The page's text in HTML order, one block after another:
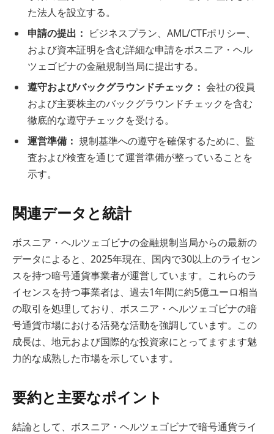
た法人を設立する。
申請の提出： ビジネスプラン、AML/CTFポリシー、
および資本証明を含む詳細な申請をボスニア・ヘル
ツェゴビナの金融規制当局に提出する。
遵守およびバックグラウンドチェック： 会社の役員
および主要株主のバックグラウンドチェックを含む
徹底的な遵守チェックを受ける。
運営準備： 規制基準への遵守を確保するために、監
査および検査を通じて運営準備が整っていることを
示す。
関連データと統計
ボスニア・ヘルツェゴビナの金融規制当局からの最新の
データによると、2025年現在、国内で30以上のライセン
スを持つ暗号通貨事業者が運営しています。これらのラ
イセンスを持つ事業者は、過去1年間に約5億ユーロ相当
の取引を処理しており、ボスニア・ヘルツェゴビナの暗
号通貨市場における活発な活動を強調しています。この
成長は、地元および国際的な投資家にとってますます魅
力的な成熟した市場を示しています。
要約と主要なポイント
結論として、ボスニア・ヘルツェゴビナで暗号通貨ライ